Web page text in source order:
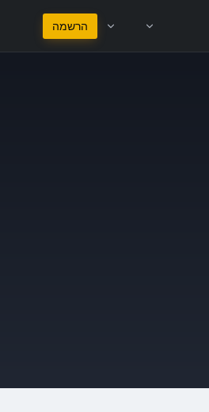
הישאר בעברית
הרשמה